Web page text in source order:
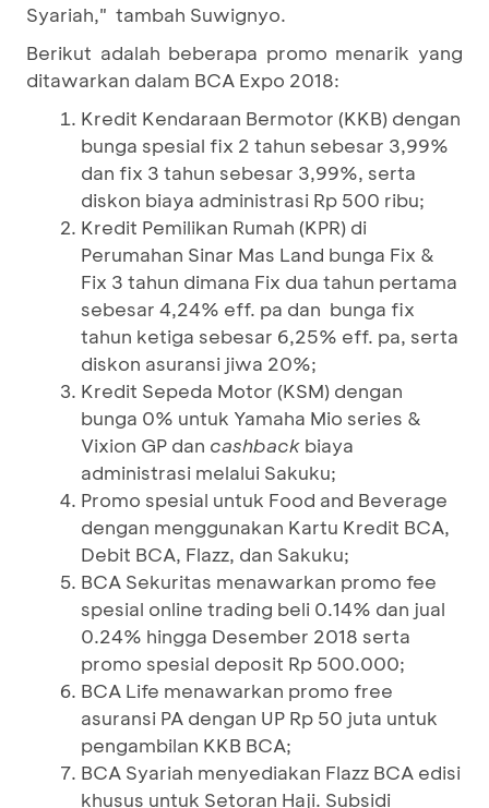
Syariah," tambah Suwignyo.
Berikut adalah beberapa promo menarik yang
ditawarkan dalam BCA Expo 2018:
Kredit Kendaraan Bermotor (KKB) dengan
bunga spesial fix 2 tahun sebesar 3,99%
dan fix 3 tahun sebesar 3,99%, serta
diskon biaya administrasi Rp 500 ribu;
Kredit Pemilikan Rumah (KPR) di
Perumahan Sinar Mas Land bunga Fix &
Fix 3 tahun dimana Fix dua tahun pertama
sebesar 4,24% eff. pa dan bunga fix
tahun ketiga sebesar 6,25% eff. pa, serta
diskon asuransi jiwa 20%;
Kredit Sepeda Motor (KSM) dengan
bunga 0% untuk Yamaha Mio series &
Vixion GP dan cashback biaya
administrasi melalui Sakuku;
Promo spesial untuk Food and Beverage
dengan menggunakan Kartu Kredit BCA,
Debit BCA, Flazz, dan Sakuku;
BCA Sekuritas menawarkan promo fee
spesial online trading beli 0.14% dan jual
0.24% hingga Desember 2018 serta
promo spesial deposit Rp 500.000;
BCA Life menawarkan promo free
asuransi PA dengan UP Rp 50 juta untuk
pengambilan KKB BCA;
BCA Syariah menyediakan Flazz BCA edisi
khusus untuk Setoran Haji. Subsidi